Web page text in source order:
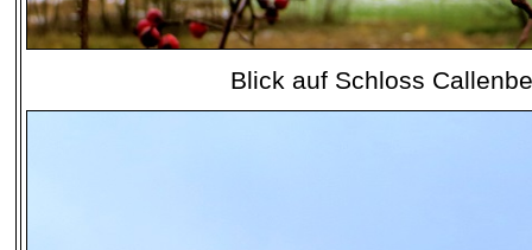
Blick auf Schloss